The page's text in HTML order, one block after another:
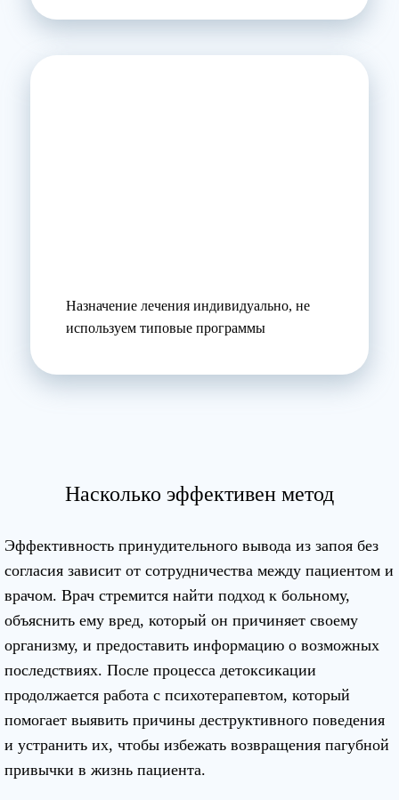
Назначение лечения индивидуально, не
используем типовые программы
Насколько эффективен метод
Эффективность принудительного вывода из запоя без
согласия зависит от сотрудничества между пациентом и
врачом. Врач стремится найти подход к больному,
объяснить ему вред, который он причиняет своему
организму, и предоставить информацию о возможных
последствиях. После процесса детоксикации
продолжается работа с психотерапевтом, который
помогает выявить причины деструктивного поведения
и устранить их, чтобы избежать возвращения пагубной
привычки в жизнь пациента.